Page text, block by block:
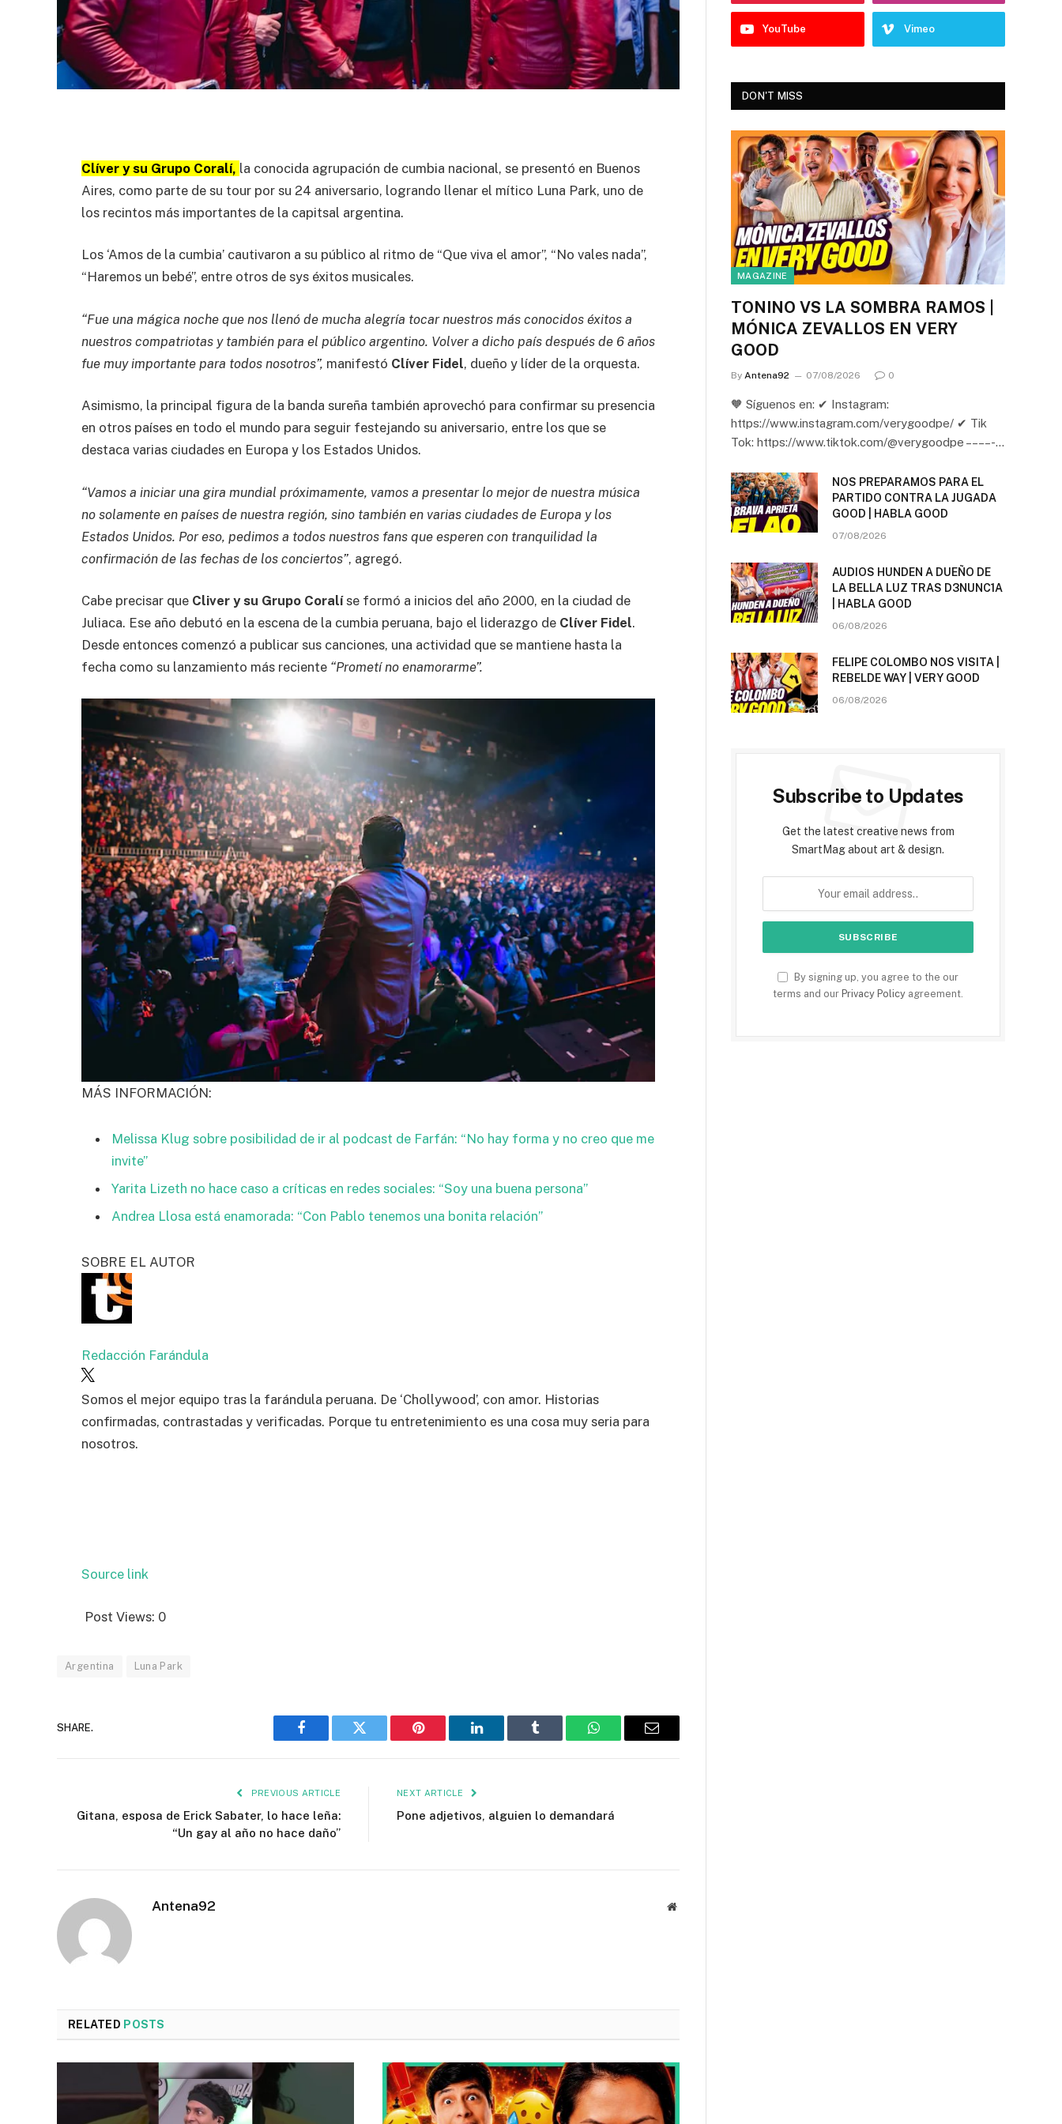
Clíver y su Grupo Coralí, la conocida agrupación de cumbia nacional, se presentó en Buenos
Aires, como parte de su tour por su 24 aniversario, logrando llenar el mítico Luna Park, uno de
los recintos más importantes de la capitsal argentina.
Los ‘Amos de la cumbia’ cautivaron a su público al ritmo de “Que viva el amor”, “No vales nada”,
“Haremos un bebé”, entre otros de sys éxitos musicales.
“Fue una mágica noche que nos llenó de mucha alegría tocar nuestros más conocidos éxitos a
nuestros compatriotas y también para el público argentino. Volver a dicho país después de 6 años
fue muy importante para todos nosotros”, manifestó Clíver Fidel, dueño y líder de la orquesta.
Asimismo, la principal figura de la banda sureña también aprovechó para confirmar su presencia
en otros países en todo el mundo para seguir festejando su aniversario, entre los que se
destaca varias ciudades en Europa y los Estados Unidos.
“Vamos a iniciar una gira mundial próximamente, vamos a presentar lo mejor de nuestra música
no solamente en países de nuestra región, sino también en varias ciudades de Europa y los
Estados Unidos. Por eso, pedimos a todos nuestros fans que esperen con tranquilidad la
confirmación de las fechas de los conciertos”, agregó.
Cabe precisar que Cliver y su Grupo Coralíse formó a inicios del año 2000, en la ciudad de
Juliaca. Ese año debutó en la escena de la cumbia peruana, bajo el liderazgo de Clíver Fidel.
Desde entonces comenzó a publicar sus canciones, una actividad que se mantiene hasta la
fecha como su lanzamiento más reciente “Prometí no enamorarme”.
MÁS INFORMACIÓN:
Melissa Klug sobre posibilidad de ir al podcast de Farfán: “No hay forma y no creo que me
invite”
Yarita Lizeth no hace caso a críticas en redes sociales: “Soy una buena persona”
Andrea Llosa está enamorada: “Con Pablo tenemos una bonita relación”
SOBRE EL AUTOR
Redacción Farándula
Somos el mejor equipo tras la farándula peruana. De ‘Chollywood’, con amor. Historias
confirmadas, contrastadas y verificadas. Porque tu entretenimiento es una cosa muy seria para
nosotros.
Source link
Post Views: 0
Argentina Luna Park
SHARE.
Facebook Twitter Pinterest LinkedIn Tumblr WhatsAppEmail
PREVIOUS ARTICLE
Gitana, esposa de Erick Sabater, lo hace leña:
“Un gay al año no hace daño”
NEXT ARTICLE
Pone adjetivos, alguien lo demandará
Antena92 Website
RELATED POSTS
YouTube Vimeo
DON'T MISS
MAGAZINE
TONINO VS LA SOMBRA RAMOS |
MÓNICA ZEVALLOS EN VERY
GOOD
By Antena92 07/08/2026 0
🧡 Síguenos en: ✔ Instagram:
https://www.instagram.com/verygoodpe/ ✔ Tik
Tok: https://www.tiktok.com/@verygoodpe – – – – -…
NOS PREPARAMOS PARA EL
PARTIDO CONTRA LA JUGADA
GOOD | HABLA GOOD
07/08/2026
AUDIOS HUNDEN A DUEÑO DE
LA BELLA LUZ TRAS D3NUNC1A
| HABLA GOOD
06/08/2026
FELIPE COLOMBO NOS VISITA |
REBELDE WAY | VERY GOOD
06/08/2026
Subscribe to Updates
Get the latest creative news from
SmartMag about art & design.
By signing up, you agree to the our
terms and our Privacy Policy agreement.